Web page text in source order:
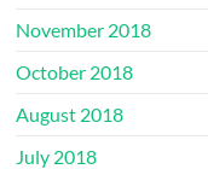
November 2018
October 2018
August 2018
July 2018